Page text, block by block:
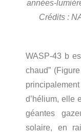
années-
Crédits :
WASP-43 b
chaud”
d’hélium, elle
géantes
solaire, en